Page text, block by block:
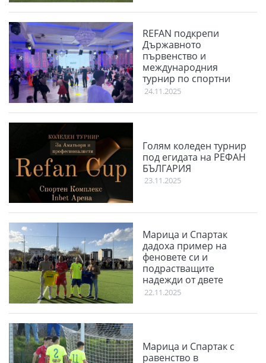
REFAN подкрепи
Държавното
първенство и
международния
турнир по спортни
танци Plovdiv Open
24.11.2025
Голям коледен турнир
под егидата на РЕФАН
БЪЛГАРИЯ
23.11.2025
Марица и Спартак
дадоха пример на
феновете си и
подрастващите
надежди от двете
школи
22.11.2025
Марица и Спартак с
равенство в